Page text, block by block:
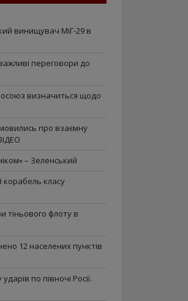
винищувач МіГ-29 в
переговори до
визначиться щодо
про взаємну
– Зеленський
корабель класу
тіньового флоту в
12 населених пунктів
по півночі Росії.